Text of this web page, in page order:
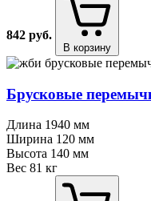
842 руб.
В корзину
Брусковые
Длина 1940 мм
Ширина 120 мм
Высота 140 мм
Вес 81 кг